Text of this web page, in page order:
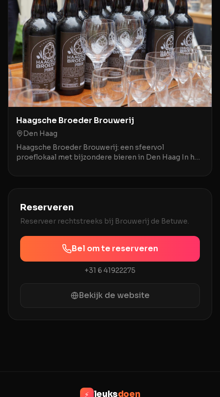
Haagsche Broeder Brouwerij
Den Haag
Haagsche Broeder Brouwerij: een sfeervol
proeflokaal met bijzondere bieren in Den Haag In het
Brouwerij
Reserveren
Reserveer rechtstreeks bij Brouwerij de Betuwe
Bel om te reserveren
+31 6 41922275
Bekijk de website
⚡ leuksdoen